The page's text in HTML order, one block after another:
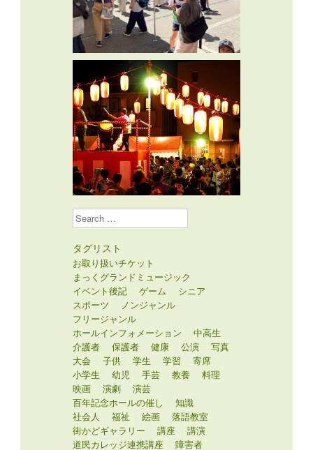
Search
タグリスト
お取り扱いチケット
まっくグランドミュージック
イベント後記
ゲーム
シニア
スポーツ
ノンジャンル
フリージャンル
ホールインフォメーション
中高生
介護者
保護者 健康 公演
写真
大会
子供 学生 学習
寄席
小学生
幼児 手芸 教養
料理
映画
演劇
演芸
百年記念ホールの催し
知識
社会人
福祉 絵画
落語教室
街かどギャラリー
講座
講演
道民カレッジ連携講座
障害者